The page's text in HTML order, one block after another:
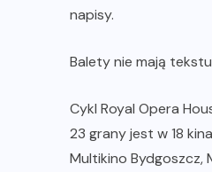
napisy.
Balety nie mają
Cykl Royal Opera
23 grany jest w 18
Multikino Bydgoszcz,